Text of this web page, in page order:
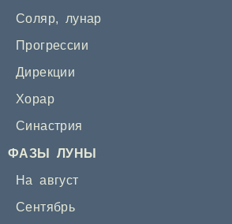
Соляр, лунар
Прогрессии
Дирекции
Хорар
Синастрия
ФАЗЫ ЛУНЫ
На август
Сентябрь